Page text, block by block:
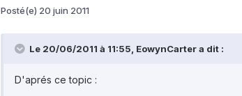
Posté(e) 20 juin 2011
Le 20/06/2011 à 11:55, EowynCarter a dit :
D'aprés ce topic :